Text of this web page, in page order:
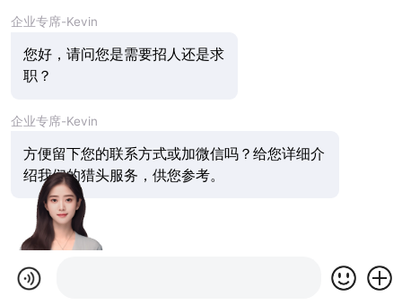
企业专席-Kevin
您好，请问您是需要招人还是求
职？
企业专席-Kevin
方便留下您的联系方式或加微信吗？给您详细介
绍我们的猎头服务，供您参考。